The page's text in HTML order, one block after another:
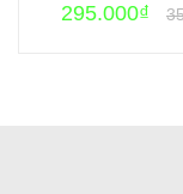
295.000₫